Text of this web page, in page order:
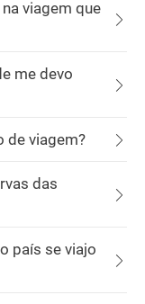
viagem que
me devo
de viagem?
das
país se viajo